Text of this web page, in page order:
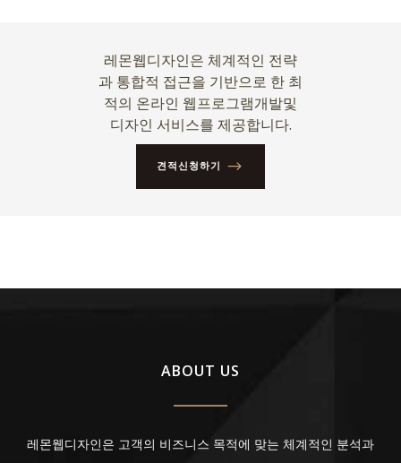
레몬웹디자인은 체계적인 전략
과 통합적 접근을 기반으로 한 최
적의 온라인 웹프로그램개발및
디자인 서비스를 제공합니다.
견적신청하기
ABOUT US
레몬웹디자인은 고객의 비즈니스 목적에 맞는 체계적인 분석과